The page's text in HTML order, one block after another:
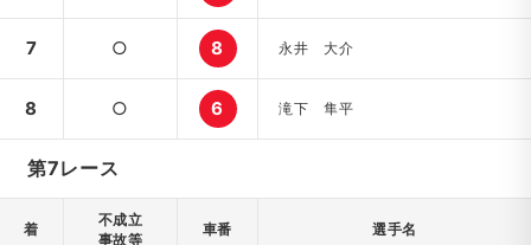
7 ○ 8 永井 大介
8 ○ 6 滝下 隼平
第7レース
着
不成立
事故等
車番 選手名